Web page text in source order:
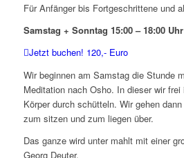
Für Anfänger bis Fortgeschrittene und
Samstag + Sonntag 15:00 – 18:00 Uhr
Jetzt buchen! 120,- Euro
Wir beginnen am Samstag die Stunde
Meditation nach Osho. In dieser wir
Körper durch schütteln. Wir gehen
zum sitzen und zum liegen über.
Das ganze wird unter mahlt mit einer
Georg Deuter.